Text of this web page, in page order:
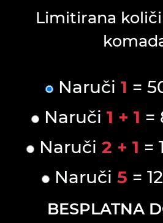
Limitirana
Naruči 1 =
Naruči 1 + 1 =
Naruči 2 + 1 =
Naruči 5 =
BESPLATNA